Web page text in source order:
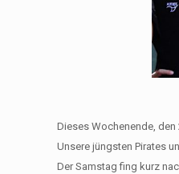
Dieses Wochenende,
Unsere jüngsten Pirates
Der Samstag fing kurz